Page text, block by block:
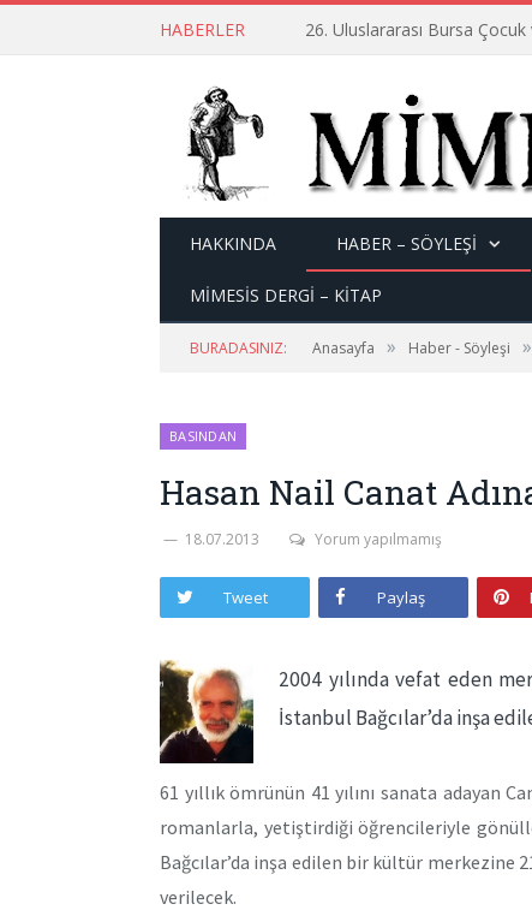
HABERLER 26. Uluslararası Bursa
HAKKINDA HABER – SÖYLEŞI
MİMESİS DERGİ – KİTAP
BURADASINIZ: Anasayfa » Haber - Söyleşi »
BASINDAN
Hasan Nail Canat
18.07.2013 Yorum yapılmamış
Tweet Paylaş
2004 yılında vefat eden
İstanbul Bağcılar’da inşa
61 yıllık ömrünün 41 yılını sanata adayan
romanlarla, yetiştirdiği öğrencileriyle
Bağcılar’da inşa edilen bir kültür merkezine
verilecek.